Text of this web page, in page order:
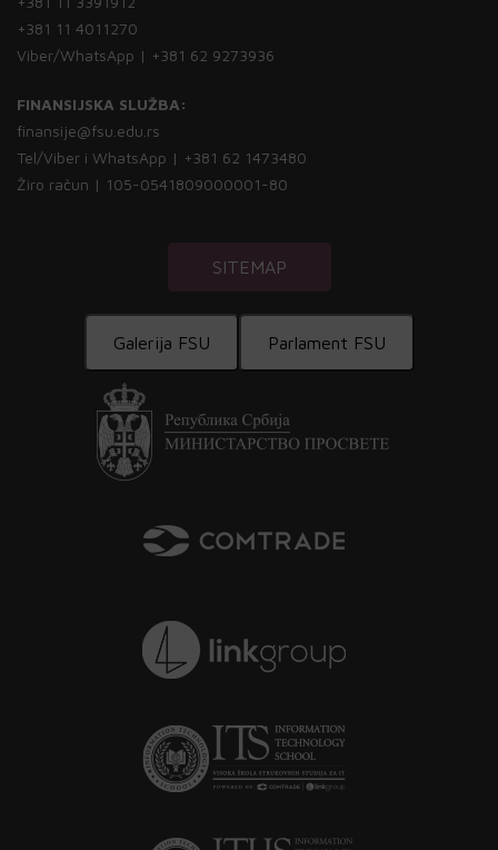
+381 11 4011270
Viber/WhatsApp | +381 62 9273936
FINANSIJSKA SLUŽBA:
finansije@fsu.edu.rs
Tel/Viber i WhatsApp | +381 62 1473480
Žiro račun | 105-0541809000001-80
SITEMAP
Galerija FSU Parlament FSU